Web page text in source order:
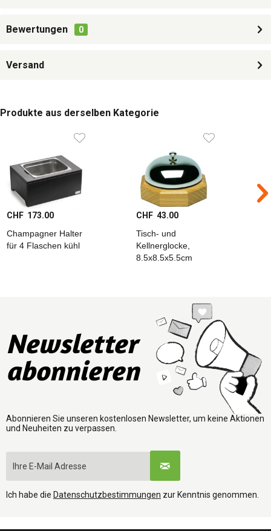
Bewertungen 0
Versand
Produkte aus derselben Kategorie
CHF 173.00
Champagner Halter
für 4 Flaschen kühl
CHF 43.00
Tisch- und
Kellnerglocke,
8.5x8.5x5.5cm
Newsletter
abonnieren
Abonnieren Sie unseren kostenlosen Newsletter, um keine Aktionen
und Neuheiten zu verpassen.
Ich habe die Datenschutzbestimmungen zur Kenntnis genommen.